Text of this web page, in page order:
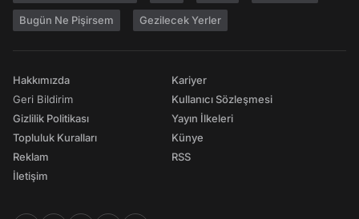
Bugün Ne Pişirsem Gezilecek Yerler
Hakkımızda
Geri Bildirim
Gizlilik Politikası
Topluluk Kuralları
Reklam
İletişim
Kariyer
Kullanıcı Sözleşmesi
Yayın İlkeleri
Künye
RSS